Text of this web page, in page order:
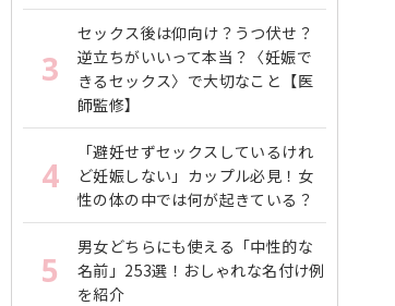
3
セックス後は仰向け？うつ伏せ？
逆立ちがいいって本当？〈妊娠で
きるセックス〉で大切なこと【医
師監修】
4
「避妊せずセックスしているけれ
ど妊娠しない」カップル必見！女
性の体の中では何が起きている？
5
男女どちらにも使える「中性的な
名前」253選！おしゃれな名付け例
を紹介